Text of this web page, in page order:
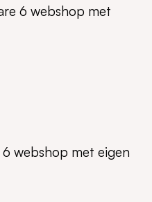
6 webshop met
webshop met eigen